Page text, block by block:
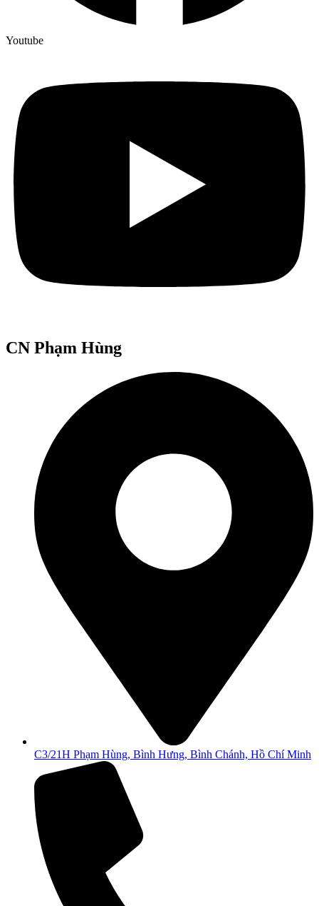
Youtube
CN Phạm Hùng
C3/21H Phạm Hùng, Bình Hưng, Bình Chánh, Hồ Chí Minh